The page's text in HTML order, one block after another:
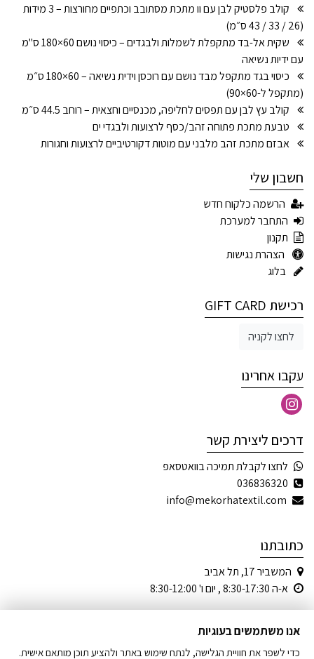
קולב פלסטיק לבן עם וו מתכת מסתובב וכתפיים מחורצות – 3 מידות
(26 / 33 / 43 ס״מ)
שקית אל-בד מתקפלת לשמלות ולבגדים – כיסוי נושם 60×180 ס"מ
עם ידיות נשיאה
כיסוי בגד מתקפל מבד נושם עם רוכסן וידית נשיאה – 60×180 ס״מ
(מתקפל ל-60×90)
קולב עץ לבן עם תפסים לחליפה, מכנסיים וחצאית – רוחב 44.5 ס״מ
טבעת מתכת פתוחה זהב/כסף לרצועות ולבגדי ים
אבזם מתכת זהב מלבני עם מוטות דקורטיביים לרצועות וחגורות
חשבון שלי
הרשמה כלקוח חדש
התחבר למערכת
תקנון
הצהרת נגישות
בלוג
רכישת GIFT CARD
לחצו לקניה
עקבו אחרינו
דרכים ליצירת קשר
לחצו לקבלת תמיכה בוואטסאפ
036836320
info@mekorhatextil.com
כתובתנו
המשביר 17, תל אביב
א-ה 8:30-17:30 , יום ו' 8:30-12:00
אנו משתמשים בעוגיות
כדי לשפר את חוויית הגלישה, לנתח שימוש באתר ולהציע תוכן מותאם אישית.